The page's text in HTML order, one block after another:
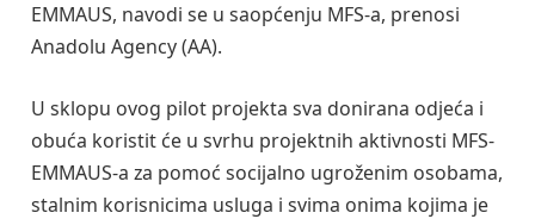
EMMAUS, navodi se u saopćenju MFS-a, prenosi
Anadolu Agency (AA).
U sklopu ovog pilot projekta sva donirana odjeća i
obuća koristit će u svrhu projektnih aktivnosti MFS-
EMMAUS-a za pomoć socijalno ugroženim osobama,
stalnim korisnicima usluga i svima onima kojima je